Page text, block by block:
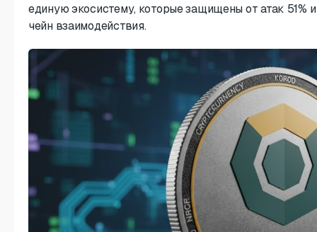
единую экосистему, которые защищены от атак 51%
чейн взаимодействия.